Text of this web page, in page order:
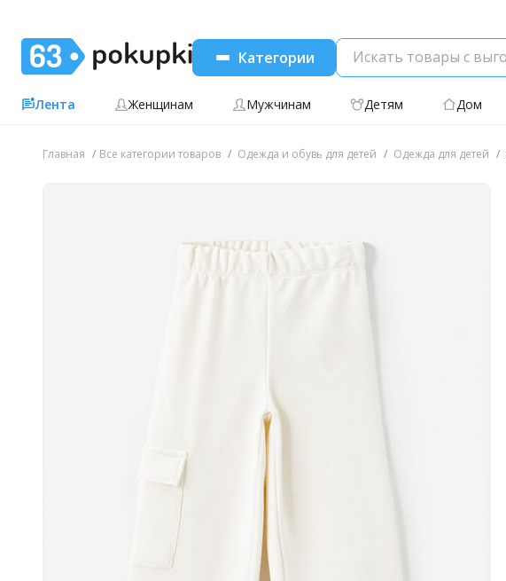
Категории
Лента Женщинам Мужчинам Детям Дом
Главная Все категории товаров Одежда и обувь для детей Одежда для детей